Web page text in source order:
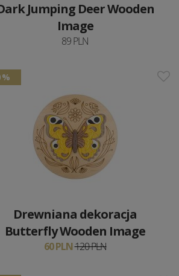
Jumping Deer Wooden
Image
89 PLN
%
Drewniana dekoracja
Butterfly Wooden Image
60 PLN120 PLN